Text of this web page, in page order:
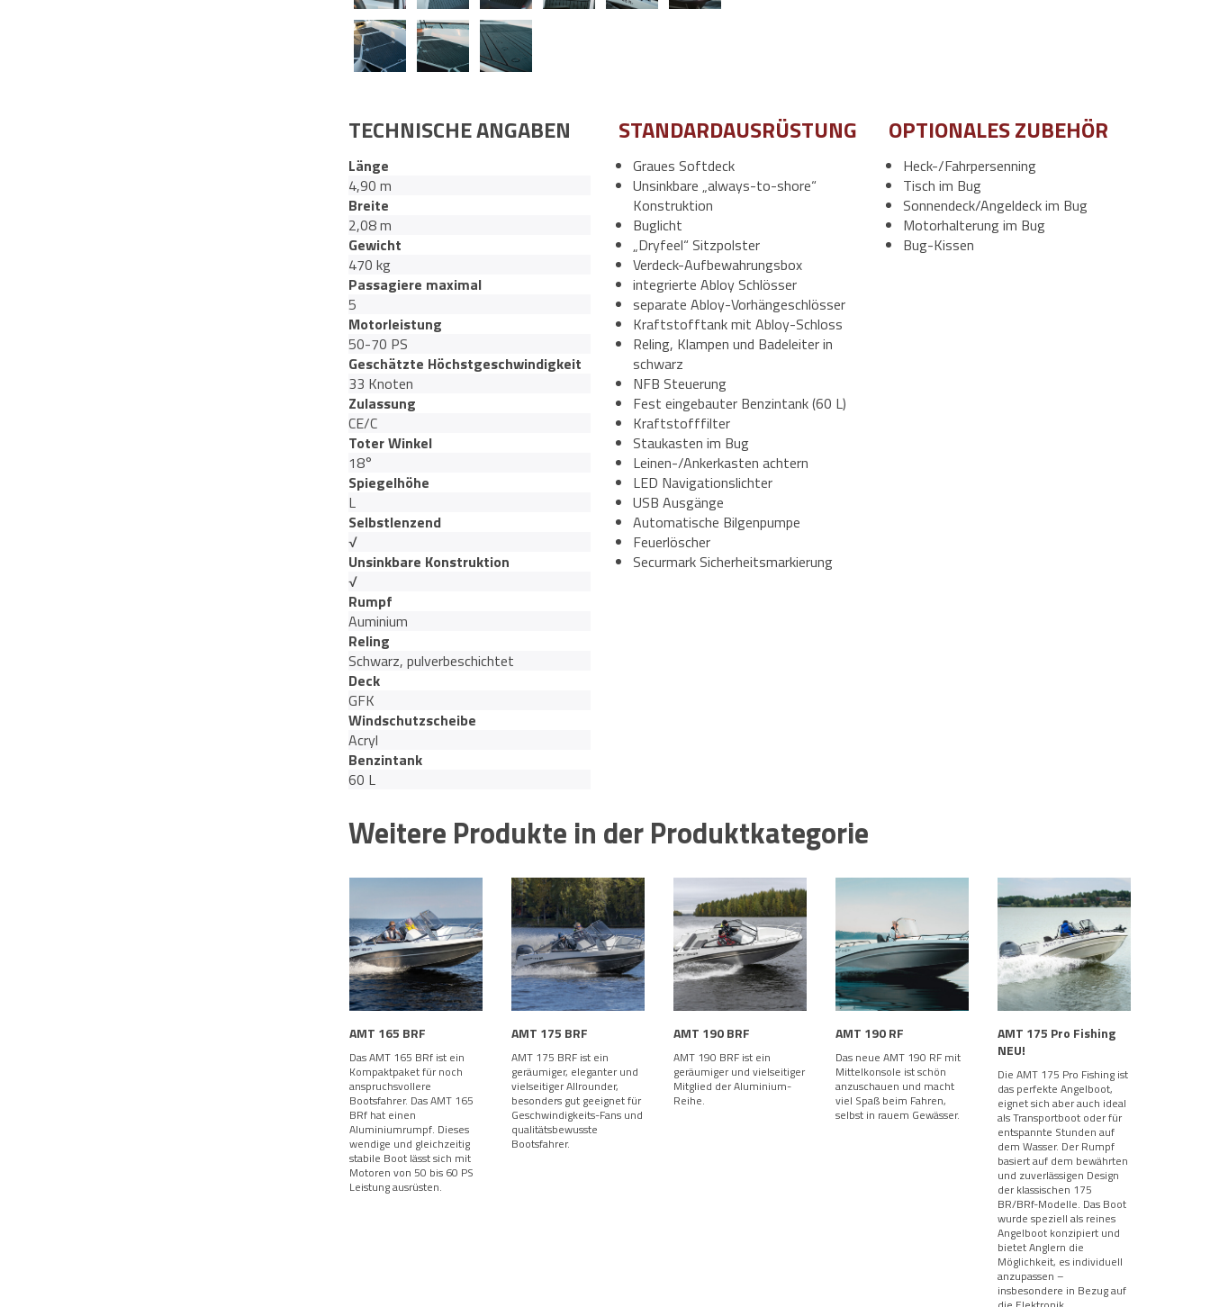
TECHNISCHE ANGABEN
Länge
4,90 m
Breite
2,08 m
Gewicht
470 kg
Passagiere maximal
5
Motorleistung
50-70 PS
Geschätzte Höchstgeschwindigkeit
33 Knoten
Zulassung
CE/C
Toter Winkel
18°
Spiegelhöhe
L
Selbstlenzend
√
Unsinkbare Konstruktion
√
Rumpf
Auminium
Reling
Schwarz, pulverbeschichtet
Deck
GFK
Windschutzscheibe
Acryl
Benzintank
60 L
STANDARDAUSRÜSTUNG
Graues Softdeck
Unsinkbare „always-to-shore“
Konstruktion
Buglicht
„Dryfeel“ Sitzpolster
Verdeck-Aufbewahrungsbox
integrierte Abloy Schlösser
separate Abloy-Vorhängeschlösser
Kraftstofftank mit Abloy-Schloss
Reling, Klampen und Badeleiter in
schwarz
NFB Steuerung
Fest eingebauter Benzintank (60 L)
Kraftstofffilter
Staukasten im Bug
Leinen-/Ankerkasten achtern
LED Navigationslichter
USB Ausgänge
Automatische Bilgenpumpe
Feuerlöscher
Securmark Sicherheitsmarkierung
OPTIONALES ZUBEHÖR
Heck-/Fahrpersenning
Tisch im Bug
Sonnendeck/Angeldeck im Bug
Motorhalterung im Bug
Bug-Kissen
Weitere Produkte in der Produktkategorie
AMT 165 BRF
Das AMT 165 BRf ist ein
Kompaktpaket für noch
anspruchsvollere
Bootsfahrer. Das AMT 165
BRf hat einen
Aluminiumrumpf. Dieses
wendige und gleichzeitig
stabile Boot lässt sich mit
Motoren von 50 bis 60 PS
Leistung ausrüsten.
AMT 175 BRF
AMT 175 BRF ist ein
geräumiger, eleganter und
vielseitiger Allrounder,
besonders gut geeignet für
Geschwindigkeits-Fans und
qualitätsbewusste
Bootsfahrer.
AMT 190 BRF
AMT 190 BRF ist ein
geräumiger und vielseitiger
Mitglied der Aluminium-
Reihe.
AMT 190 RF
Das neue AMT 190 RF mit
Mittelkonsole ist schön
anzuschauen und macht
viel Spaß beim Fahren,
selbst in rauem Gewässer.
AMT 175 Pro Fishing
NEU!
Die AMT 175 Pro Fishing ist
das perfekte Angelboot,
eignet sich aber auch ideal
als Transportboot oder für
entspannte Stunden auf
dem Wasser. Der Rumpf
basiert auf dem bewährten
und zuverlässigen Design
der klassischen 175
BR/BRf-Modelle. Das Boot
wurde speziell als reines
Angelboot konzipiert und
bietet Anglern die
Möglichkeit, es individuell
anzupassen –
insbesondere in Bezug auf